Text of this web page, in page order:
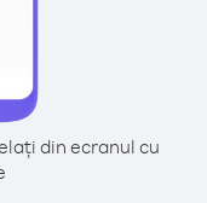
din ecranul cu